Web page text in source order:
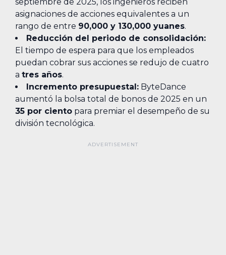
asignaciones de acciones equivalentes a un
rango de entre 90,000 y 130,000 yuanes.
Reducción del periodo de consolidación:
El tiempo de espera para que los empleados
puedan cobrar sus acciones se redujo de cuatro
a tres años.
Incremento presupuestal: ByteDance
aumentó la bolsa total de bonos de 2025 en un
35 por ciento para premiar el desempeño de su
división tecnológica.